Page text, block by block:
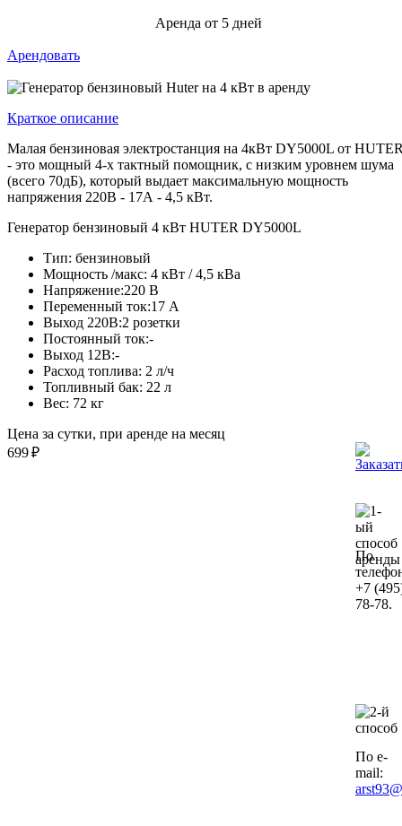
Аренда от 5 дней
Арендовать
Краткое описание
Малая бензиновая электростанция на 4кВт DY5000L от
- это мощный 4-х тактный помощник, с низким уровнем шума
(всего 70дБ), который выдает максимальную мощность
напряжения 220В - 17А - 4,5 кВт.
Генератор бензиновый 4 кВт HUTER DY5000L
Тип: бензиновый
Мощность /макс: 4 кВт / 4,5 кВа
Напряжение:220 В
Переменный ток:17 А
Выход 220В:2 розетки
Постоянный ток:-
Выход 12В:-
Расход топлива: 2 л/ч
Топливный бак: 22 л
Вес: 72 кг
Цена за сутки, при аренде на месяц
699₽
По
+7
78-78.
По e-
mail: